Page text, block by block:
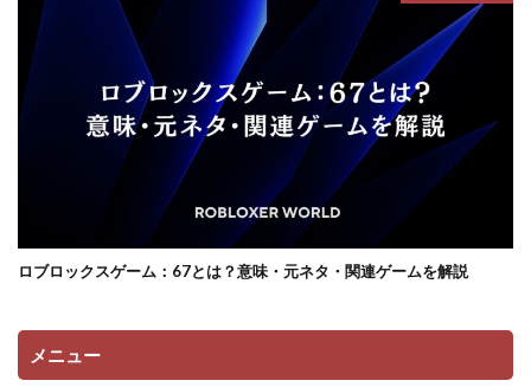
ロブロックスゲーム：67とは？意味・元ネタ・関連ゲームを解説
メニュー